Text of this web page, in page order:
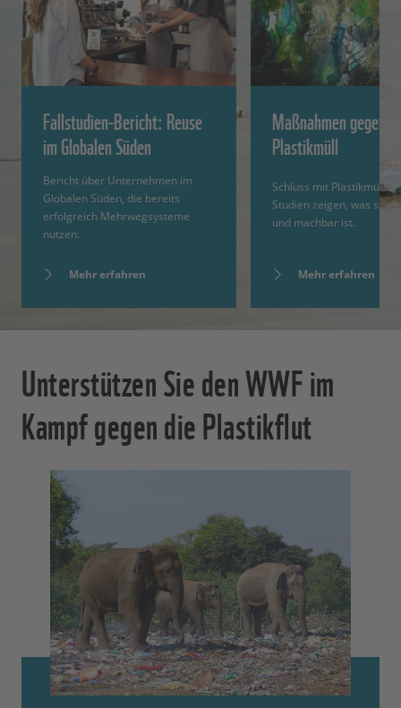
Fallstudien-Bericht: Reuse
im Globalen Süden
Bericht über Unternehmen im
Globalen Süden, die bereits
erfolgreich Mehrwegsysteme
nutzen.
Mehr erfahren
Maßnahmen gegen
Plastikmüll
Schluss mit Plastikmüll:
Studien zeigen, was
und machbar ist.
Mehr erfahren
Unterstützen Sie den WWF im
Kampf gegen die Plastikflut